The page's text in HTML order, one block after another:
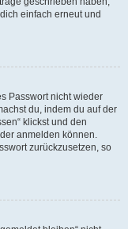
einfach erneut und
Passwort nicht wieder
du, indem du auf der
klickst und den
anmelden können.
zurückzusetzen, so